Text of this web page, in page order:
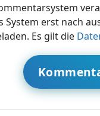
System erst nach
Es gilt die